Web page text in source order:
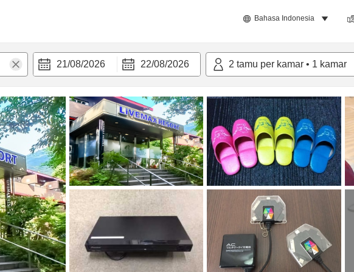
Bahasa Indonesia
21/08/2026 22/08/2026 2 tamu per kamar • 1 kamar